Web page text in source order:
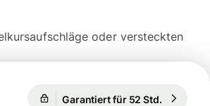
oder versteckten
Garantiert für 52 Std.